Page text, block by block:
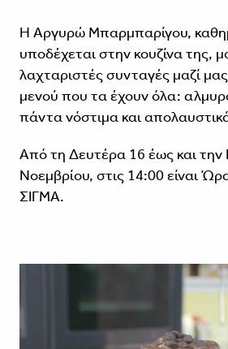
Η Αργυρώ Μπαρμπαρίγου,
υποδέχεται στην κουζίνα της,
λαχταριστές συνταγές μαζί μας
μενού που τα έχουν όλα:
πάντα νόστιμα και
Από τη Δευτέρα 16 έως και
Νοεμβρίου, στις 14:00 είναι
ΣΙΓΜΑ.